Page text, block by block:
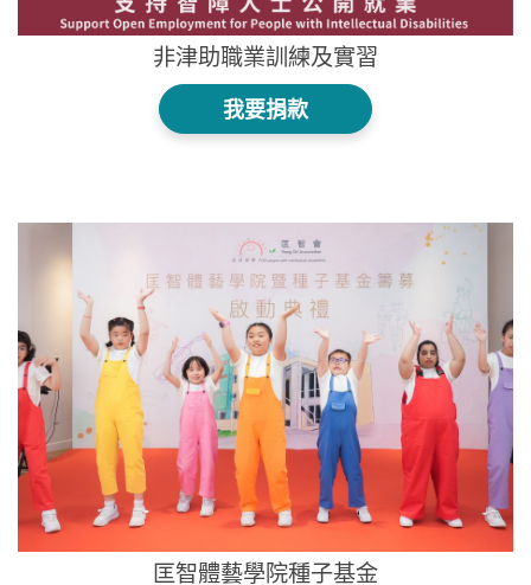
非津助職業訓練及實習
我要捐款
匡智體藝學院種子基金